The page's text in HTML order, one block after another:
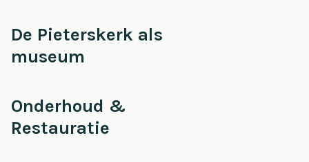
De Pieterskerk als
museum
Onderhoud &
Restauratie